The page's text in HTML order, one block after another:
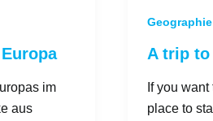
im
aus
Geographie
A trip to
If you
place to